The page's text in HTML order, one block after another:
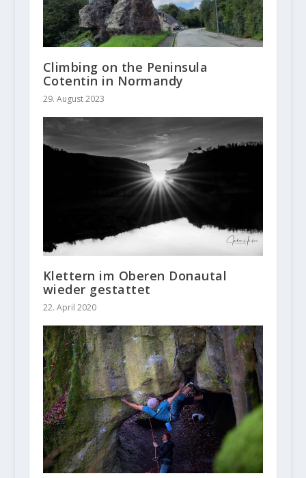
Climbing on the Peninsula
Cotentin in Normandy
29. August 2023
Klettern im Oberen Donautal
wieder gestattet
22. April 2020